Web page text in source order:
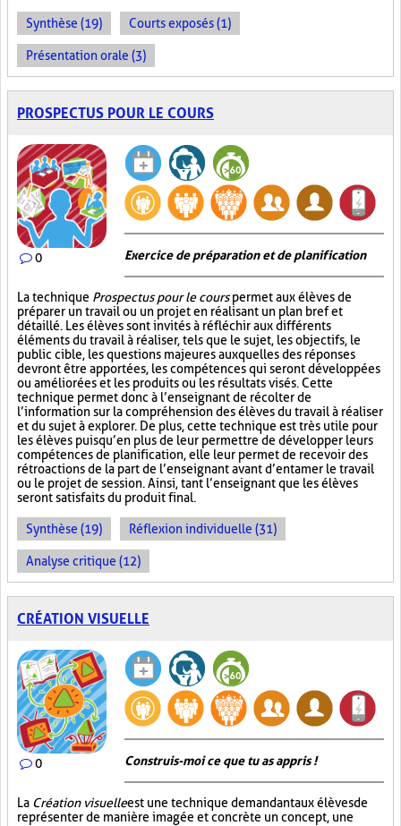
Synthèse (19) Courts exposés (1)
Présentation orale (3)
PROSPECTUS POUR LE COURS
0 Exercice de préparation et de planification
La technique Prospectus pour le courspermet aux élèves de
préparer un travail ou un projet en réalisant un plan bref et
détaillé. Les élèves sont invités à réfléchir aux différents
éléments du travail à réaliser, tels que le sujet, les objectifs, le
public cible, les questions majeures auxquelles des réponses
devront être apportées, les compétences qui seront développées
ou améliorées et les produits ou les résultats visés. Cette
technique permet donc à l’enseignant de récolter de
l’information sur la compréhension des élèves du travail à réaliser
et du sujet à explorer. De plus, cette technique est très utile pour
les élèves puisqu’en plus de leur permettre de développer leurs
compétences de planification, elle leur permet de recevoir des
rétroactions de la part de l’enseignant avant d’entamer le travail
ou le projet de session. Ainsi, tant l’enseignant que les élèves
seront satisfaits du produit final.
Synthèse (19) Réflexion individuelle (31)
Analyse critique (12)
CRÉATION VISUELLE
0 Construis-moi ce que tu as appris !
La Création visuelleest une technique demandant aux élèves de
représenter de manière imagée et concrète un concept, une